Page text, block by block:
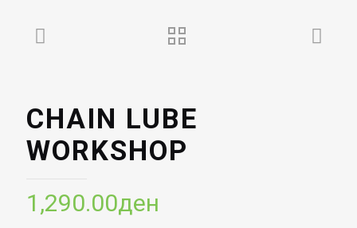
CHAIN LUBE
WORKSHOP
1,290.00ден